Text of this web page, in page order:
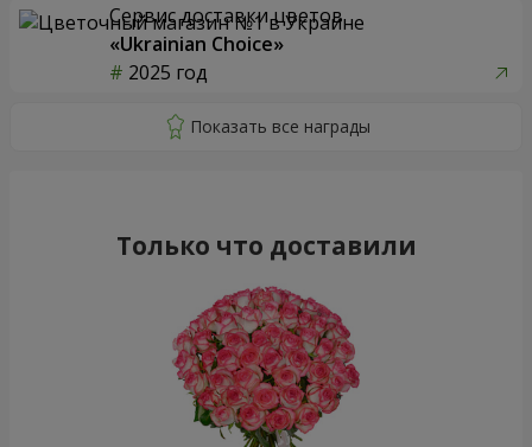
Сервис доставки цветов
«Ukrainian Choice»
2025 год
Только что доставили